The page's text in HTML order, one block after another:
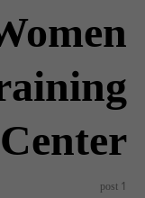
Center
1 post